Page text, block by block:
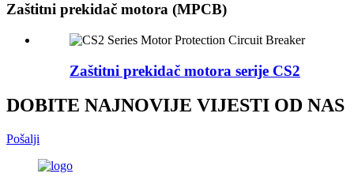
Zaštitni prekidač motora (MPCB)
Zaštitni prekidač motora serije CS2
DOBITE NAJNOVIJE VIJESTI OD NAS
Pošalji